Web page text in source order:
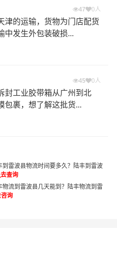
47 0人
津的运输，货物为门店配货
中发生外包装破损...
45 0人
封工业胶带箱从广州到北
包裹，想了解这批货...
到雷波县物流时间要多久？ 陆丰到雷波
去查询
物流到雷波县几天能到？ 陆丰物流到雷
询